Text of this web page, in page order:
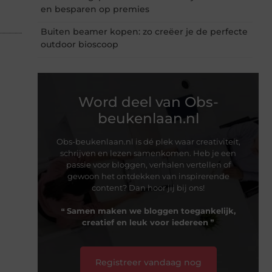
en besparen op premies
Buiten beamer kopen: zo creëer je de perfecte
outdoor bioscoop
Word deel van Obs-
beukenlaan.nl
Obs-beukenlaan.nl is dé plek waar creativiteit,
schrijven en lezen samenkomen. Heb je een
passie voor bloggen, verhalen vertellen of
gewoon het ontdekken van inspirerende
content? Dan hoor jij bij ons!
❝ Samen maken we bloggen toegankelijk,
creatief en leuk voor iedereen ❞
Registreer vandaag nog